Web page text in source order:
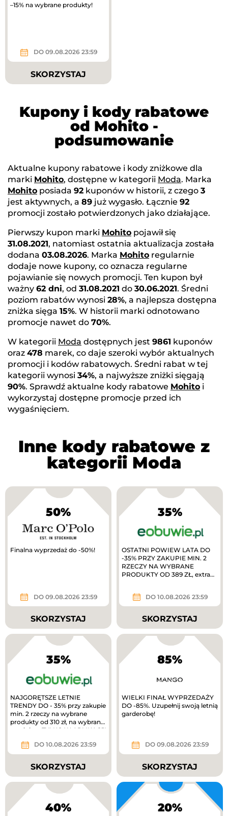
–15% na wybrane produkty!
DO 09.08.2026 23:59
SKORZYSTAJ
Kupony i kody rabatowe
od Mohito -
podsumowanie
Aktualne kupony rabatowe i kody zniżkowe dla
marki Mohito, dostępne w kategorii Moda. Marka
Mohito posiada 92 kuponów w historii, z czego 3
jest aktywnych, a 89 już wygasło. Łącznie 92
promocji zostało potwierdzonych jako działające.
Pierwszy kupon marki Mohito pojawił się
31.08.2021, natomiast ostatnia aktualizacja została
dodana 03.08.2026. Marka Mohito regularnie
dodaje nowe kupony, co oznacza regularne
pojawianie się nowych promocji. Ten kupon był
ważny 62 dni, od 31.08.2021 do 30.06.2021. Średni
poziom rabatów wynosi 28%, a najlepsza dostępna
zniżka sięga 15%. W historii marki odnotowano
promocje nawet do 70%.
W kategorii Moda dostępnych jest 9861 kuponów
oraz 478 marek, co daje szeroki wybór aktualnych
promocji i kodów rabatowych. Średni rabat w tej
kategorii wynosi 34%, a najwyższe zniżki sięgają
90%. Sprawdź aktualne kody rabatowe Mohito i
wykorzystaj dostępne promocje przed ich
wygaśnięciem.
Inne kody rabatowe z
kategorii Moda
50%
Finalna wyprzedaż do -50%!
DO 09.08.2026 23:59
SKORZYSTAJ
35%
OSTATNI POWIEW LATA DO
-35% PRZY ZAKUPIE MIN. 2
RZECZY NA WYBRANE
PRODUKTY OD 389 ZŁ, extra
DO 10.08.2026 23:59
SKORZYSTAJ
35%
NAJGORĘTSZE LETNIE
TRENDY DO - 35% przy zakupie
min. 2 rzeczy na wybrane
produkty od 310 zł, na wybrane
produkty. TYLKO W APLIKACJI
DO 10.08.2026 23:59
SKORZYSTAJ
85%
WIELKI FINAŁ WYPRZEDAŻY
DO -85%. Uzupełnij swoją letnią
garderobę!
DO 09.08.2026 23:59
SKORZYSTAJ
40% 20%